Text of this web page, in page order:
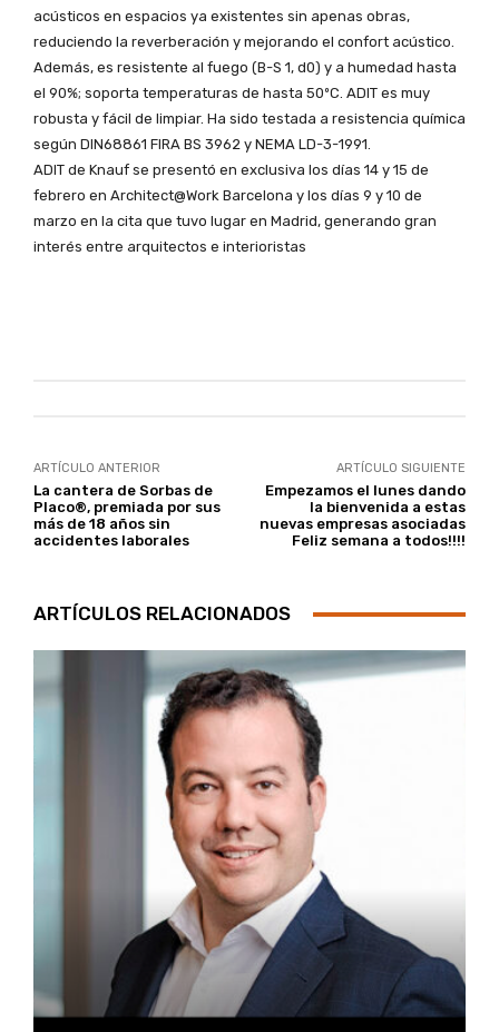
acústicos en espacios ya existentes sin apenas obras,
reduciendo la reverberación y mejorando el confort acústico.
Además, es resistente al fuego (B-S 1, d0) y a humedad hasta
el 90%; soporta temperaturas de hasta 50ºC. ADIT es muy
robusta y fácil de limpiar. Ha sido testada a resistencia química
según DIN68861 FIRA BS 3962 y NEMA LD-3-1991.
ADIT de Knauf se presentó en exclusiva los días 14 y 15 de
febrero en Architect@Work Barcelona y los días 9 y 10 de
marzo en la cita que tuvo lugar en Madrid, generando gran
interés entre arquitectos e interioristas
ARTÍCULO ANTERIOR
La cantera de Sorbas de
Placo®, premiada por sus
más de 18 años sin
accidentes laborales
ARTÍCULO SIGUIENTE
Empezamos el lunes dando
la bienvenida a estas
nuevas empresas asociadas
Feliz semana a todos!!!!
ARTÍCULOS RELACIONADOS